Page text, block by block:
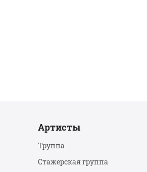
Артисты
Труппа
Стажерская группа